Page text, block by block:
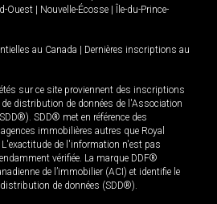
Ouest Nouvelle-Écosse
Île-du-Prince-
au Canada
Dernières inscriptions au
sur ce site proviennent des inscriptions
de distribution de données de l'Association
SDD® met en référence des
immobilières autres que Royal
de l'information n'est pas
vérifiée. La marque DDF®
de l’immobilier (ACI) et identifie le
de données (SDD®).